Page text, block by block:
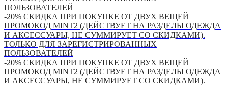
ПОЛЬЗОВАТЕЛЕЙ
-20% СКИДКА ПРИ ПОКУПКЕ ОТ ДВУХ ВЕЩЕЙ
ПРОМОКОД MINT2 (ДЕЙСТВУЕТ НА РАЗДЕЛЫ ОДЕЖДА
И АКСЕССУАРЫ, НЕ СУММИРУЕТ СО СКИДКАМИ).
ТОЛЬКО ДЛЯ ЗАРЕГИСТРИРОВАННЫХ
ПОЛЬЗОВАТЕЛЕЙ
-20% СКИДКА ПРИ ПОКУПКЕ ОТ ДВУХ ВЕЩЕЙ
ПРОМОКОД MINT2 (ДЕЙСТВУЕТ НА РАЗДЕЛЫ ОДЕЖДА
И АКСЕССУАРЫ, НЕ СУММИРУЕТ СО СКИДКАМИ).